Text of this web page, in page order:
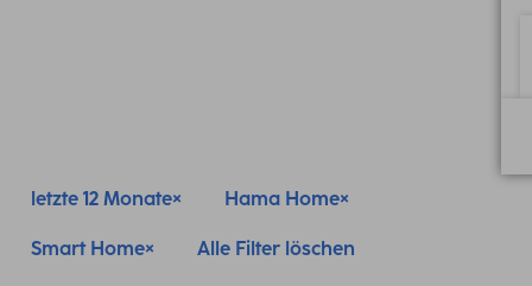
letzte 12 Monate Hama Home
Smart Home Alle Filter löschen